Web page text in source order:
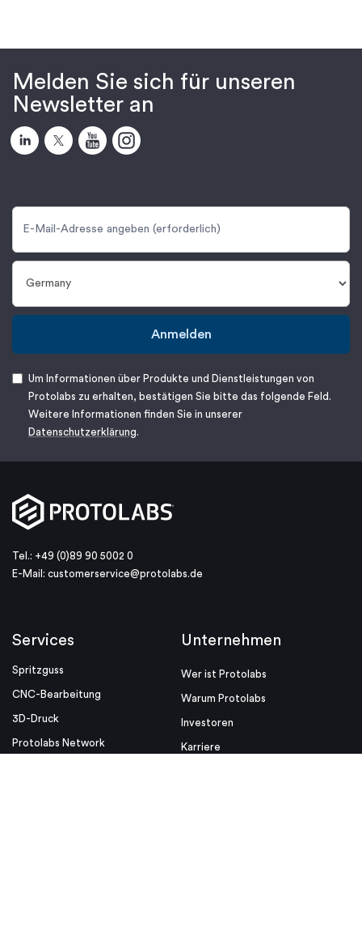
Melden Sie sich für unseren
Newsletter an
Anmelden
Um Informationen über Produkte und Dienstleistungen von
Protolabs zu erhalten, bestätigen Sie bitte das folgende Feld.
Weitere Informationen finden Sie in unserer
Datenschutzerklärung.
Tel.: +49 (0)89 90 5002 0
E-Mail: customerservice@protolabs.de
Services
Spritzguss
CNC-Bearbeitung
3D-Druck
Protolabs Network
Unternehmen
Wer ist Protolabs
Warum Protolabs
Investoren
Karriere